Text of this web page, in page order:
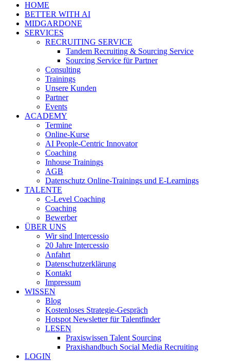
HOME
BETTER WITH AI
MIDGARDONE
SERVICES
RECRUITING SERVICE
Tandem Recruiting & Sourcing Service
Sourcing Service für Partner
Consulting
Trainings
Unsere Kunden
Partner
Events
ACADEMY
Termine
Online-Kurse
AI People-Centric Innovator
Coaching
Inhouse Trainings
AGB
Datenschutz Online-Trainings und E-Learnings
TALENTE
C-Level Coaching
Coaching
Bewerber
ÜBER UNS
Wir sind Intercessio
20 Jahre Intercessio
Anfahrt
Datenschutzerklärung
Kontakt
Impressum
WISSEN
Blog
Kostenloses Strategie-Gespräch
Hotspot Newsletter für Talentfinder
LESEN
Praxiswissen Talent Sourcing
Praxishandbuch Social Media Recruiting
LOGIN